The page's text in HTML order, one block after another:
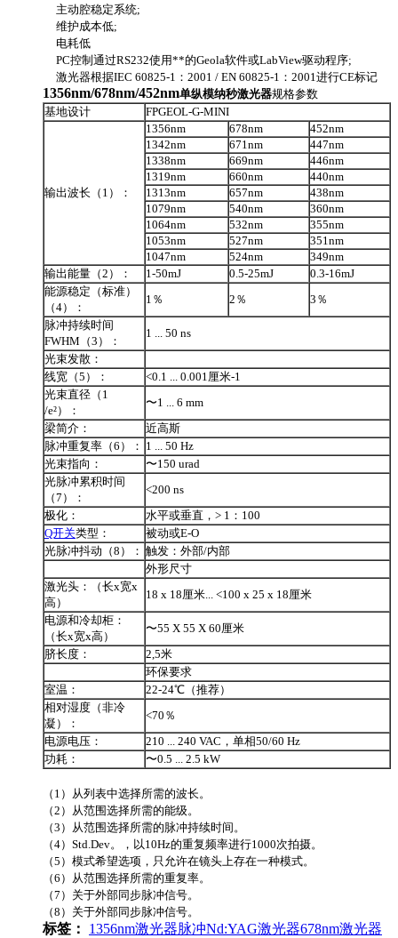
主动腔稳定系统;
维护成本低;
电耗低
PC控制通过RS232使用**的Geola软件或LabView驱动程序;
激光器根据IEC 60825-1：2001 / EN 60825-1：2001进行CE标记
1356nm/678nm/452nm单纵模纳秒激光器规格参数
基地设计
FPGEOL-G-MINI
输出波长（1）：
1356nm 678nm
452nm
1342nm
671nm
447nm
1338nm
669nm
446nm
1319nm
660nm
440nm
1313nm
657nm
438nm
1079nm
540nm
360nm
1064nm
532nm
355nm
1053nm
527nm
351nm
1047nm
524nm
349nm
输出能量（2）：
1-50mJ 0.5-25mJ
0.3-16mJ
能源稳定（标准）
（4）：
1％ 2％
3％
脉冲持续时间
FWHM（3）：
1 ... 50 ns
光束发散：
线宽（5）：
<0.1 ... 0.001厘米-1
光束直径（1
/e²）：
〜1 ... 6 mm
梁简介：
近高斯
脉冲重复率（6）： 1 ... 50 Hz
光束指向：
〜150 urad
光脉冲累积时间
（7）：
<200 ns
极化：
水平或垂直，> 1：100
Q开关类型：
被动或E-O
光脉冲抖动（8）： 触发：外部/内部
外形尺寸
激光头：（长x宽x
高）
18 x 18厘米... <100 x 25 x 18厘米
电源和冷却柜：
（长x宽x高）
〜55 X 55 X 60厘米
脐长度：
2,5米
环保要求
室温：
22-24℃（推荐）
相对湿度（非冷
凝）：
<70％
电源电压：
210 ... 240 VAC，单相50/60 Hz
功耗：
〜0.5 ... 2.5 kW
（1）从列表中选择所需的波长。
（2）从范围选择所需的能级。
（3）从范围选择所需的脉冲持续时间。
（4）Std.Dev。，以10Hz的重复频率进行1000次拍摄。
（5）模式希望选项，只允许在镜头上存在一种模式。
（6）从范围选择所需的重复率。
（7）关于外部同步脉冲信号。
（8）关于外部同步脉冲信号。
标签： 1356nm激光器脉冲Nd:YAG激光器678nm激光器